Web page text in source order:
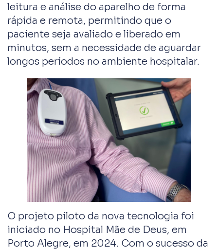
leitura e análise do aparelho de forma
rápida e remota, permitindo que o
paciente seja avaliado e liberado em
minutos, sem a necessidade de aguardar
longos períodos no ambiente hospitalar.
O projeto piloto da nova tecnologia foi
iniciado no Hospital Mãe de Deus, em
Porto Alegre, em 2024. Com o sucesso da